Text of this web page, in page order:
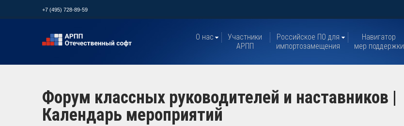
+7 (495) 728-89-59
О нас
Участники
АРПП
Российское ПО для
импортозамещения
Навигатор
мер поддержки
Форум классных руководителей и наставников |
Календарь мероприятий